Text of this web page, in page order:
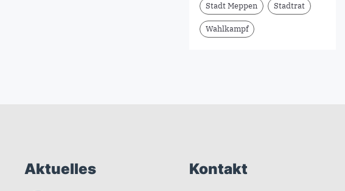
Stadt Meppen Stadtrat
Wahlkampf
Aktuelles Kontakt